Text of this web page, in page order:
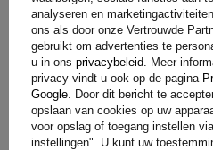
analyseren en
ons als door onze Vertrouwde
gebruikt om advertenties te
u in ons privacybeleid . Meer
privacy vindt u ook op de pagina
Google . Door dit bericht te
opslaan van cookies op uw
voor opslag of toegang instellen
instellingen". U kunt uw